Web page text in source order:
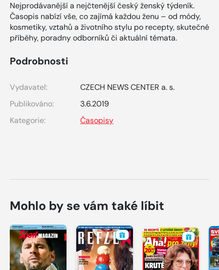
Nejprodávanější a nejčtenější český ženský týdeník.
Časopis nabízí vše, co zajímá každou ženu – od módy,
kosmetiky, vztahů a životního stylu po recepty, skutečné
příběhy, poradny odborníků či aktuální témata.
Podrobnosti
Vydavatel:
CZECH NEWS CENTER a. s.
Publikováno:
3.6.2019
Kategorie:
Časopisy
Mohlo by se vám také líbit